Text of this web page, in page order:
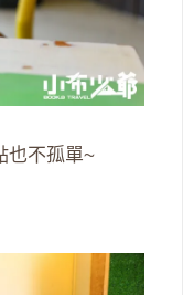
也不孤單~